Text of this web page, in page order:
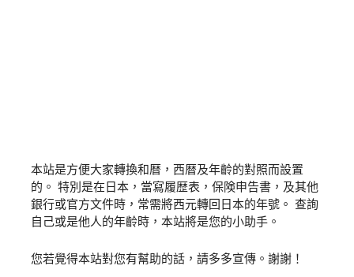
本站是方便大家轉換和暦，西暦及年齡的對照而設置
的。 特別是在日本，當寫履歴表，保険申告書，及其他
銀行或官方文件時，常需將西元轉回日本的年號。 查詢
自己或是他人的年齡時，本站將是您的小助手。
您若覺得本站對您有幫助的話，請多多宣傳。謝謝！